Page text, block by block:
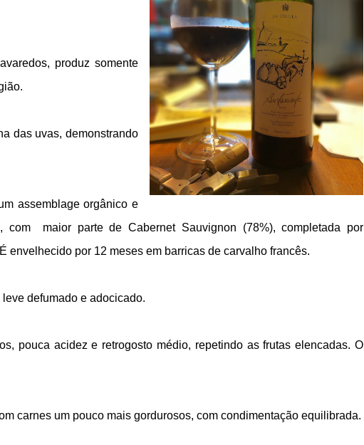
produz somente
das uvas, demonstrando
assemblage orgânico e
maior parte de Cabernet Sauvignon (78%), completada por
envelhecido por 12 meses em barricas de carvalho francês.
defumado e adocicado.
pouca acidez e retrogosto médio, repetindo as frutas elencadas. O
carnes um pouco mais gordurosos, com condimentação equilibrada.